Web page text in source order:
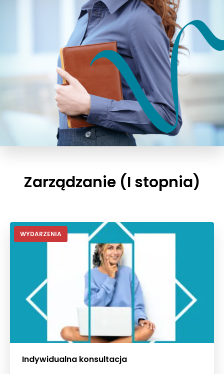
Zarządzanie (I stopnia)
WYDARZENIA
Indywidualna konsultacja